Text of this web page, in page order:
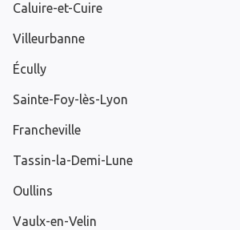
Caluire-et-Cuire
Villeurbanne
Écully
Sainte-Foy-lès-Lyon
Francheville
Tassin-la-Demi-Lune
Oullins
Vaulx-en-Velin